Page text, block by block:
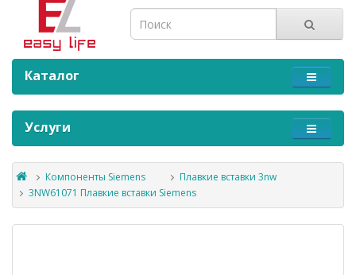
Каталог
Услуги
Компоненты Siemens
Плавкие вставки 3nw
3NW61071 Плавкие вставки Siemens